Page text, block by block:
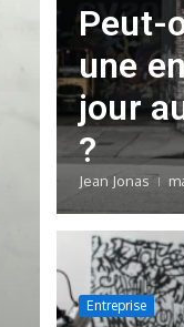
Peut-
une
jour
?
Jean Jonas
Entreprise